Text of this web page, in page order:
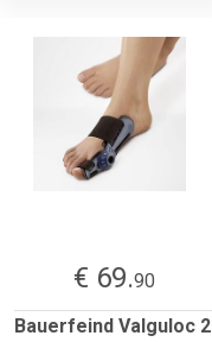
€ 69.90
Bauerfeind Valguloc 2